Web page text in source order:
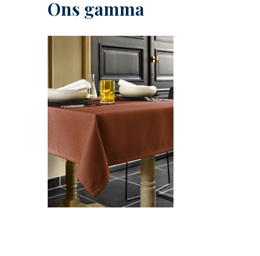
Ons gamma